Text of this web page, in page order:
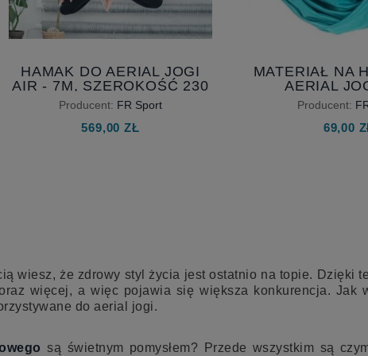
HAMAK DO AERIAL JOGI
AIR - 7M, SZEROKOŚĆ 230
CM - AKROBATYKA I JOGA
POWIETRZNA
Producent: FR Sport
569,00 ZŁ
MATERIAŁ NA
AERIAL
Producent:
69,00
wiesz, że zdrowy styl życia jest ostatnio na topie. Dzięki
więcej, a więc pojawia się większa konkurencja. Jak
do aerial jogi.
są świetnym pomysłem? Przede wszystkim są